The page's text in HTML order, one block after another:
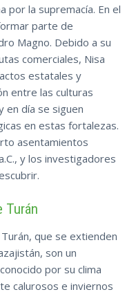
por la supremacía. En el
parte de
Magno. Debido a su
comerciales, Nisa
estatales y
entre las culturas
en día se siguen
en estas fortalezas.
asentamientos
y los investigadores
Turán
que se extienden
son un
por su clima
calurosos e inviernos